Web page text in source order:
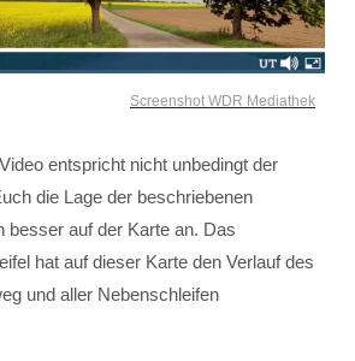
Screenshot WDR Mediathek
entspricht nicht unbedingt der
die Lage der beschriebenen
besser auf der Karte an. Das
hat auf dieser Karte den Verlauf des
und aller Nebenschleifen